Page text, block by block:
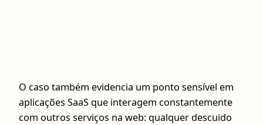
O caso também evidencia um ponto sensível em
aplicações SaaS que interagem constantemente
com outros serviços na web: qualquer descuido